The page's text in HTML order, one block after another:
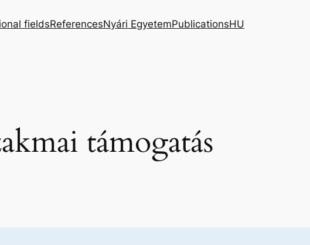
fieldsReferencesNyári EgyetemPublicationsHU
támogatás